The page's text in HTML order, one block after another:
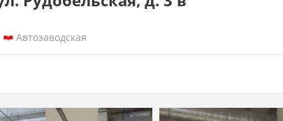
Автозаводская